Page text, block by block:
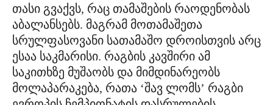
თასი გვაქვს, რაც თამაშების რაოდენობას
აბალანსებს. მაგრამ მოთამაშეთა
სრულფასოვანი სათამაშო დროისთვის არც
ესაა საკმარისი. რაგბის კავშირი ამ
საკითხზე მუშაობს და მიმდინარეობს
მოლაპარაკება, რათა ‘შავ ლომს’ რაგბი